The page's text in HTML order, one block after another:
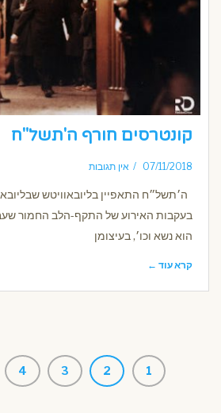
קונטרסים חורף ה'תשל"ח
07/11/2018 אין תגובות
ה׳תשל״ח התאפיין בליובאוויטש
בעקבות האירוע של התקף-הלב החמור
הוא נשא וכו׳, בעיצומן
קרא עוד ←
1
2
3
4